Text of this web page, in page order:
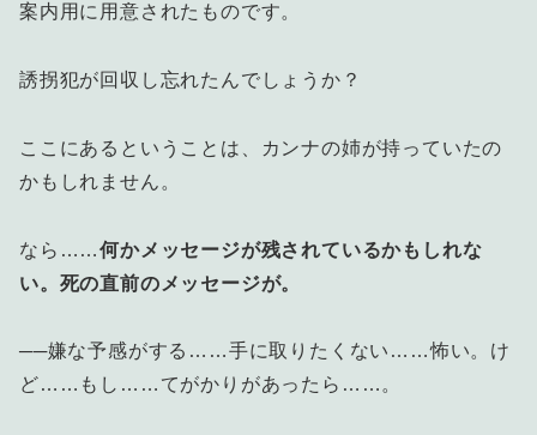
案内用に用意されたものです。
誘拐犯が回収し忘れたんでしょうか？
ここにあるということは、カンナの姉が持っていたの
かもしれません。
なら……何かメッセージが残されているかもしれな
い。死の直前のメッセージが。
──嫌な予感がする……手に取りたくない……怖い。け
ど……もし……てがかりがあったら……。